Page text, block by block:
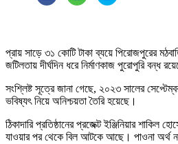
প্রায় সাড়ে ৩১ কোটি টাকা ব্যয়ে পিরোজপুরের
জটিলতায় দীর্ঘদিন ধরে নির্মাণকাজ পুরোপুরি বন্ধ
সংশ্লিষ্ট সূত্রে জানা গেছে, ২০২৩ সালের
ভবিষ্যৎ নিয়ে অনিশ্চয়তা তৈরি হয়েছে।
ঠিকাদারি প্রতিষ্ঠানের প্রজেক্ট ইঞ্জিনিয়ার
যাওয়ার পর থেকে বিল আটকে আছে। পাওনা অর্থ